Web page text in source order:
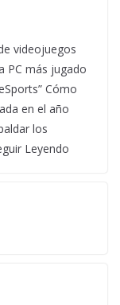
videojuegos
PC más jugado
Cómo
en el año
los
Leyendo